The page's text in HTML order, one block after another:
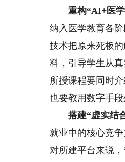
重构“AI+医学”
纳入医学教育各
技术把原来死板
料，引导学生从
所授课程要同时
也要教用数字手段
搭建“虚实结合
就业中的核心竞
对所建平台来说